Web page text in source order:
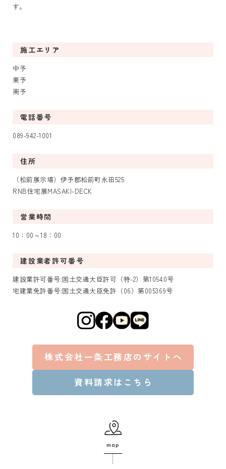
す。
施工エリア
中予
東予
南予
電話番号
089-942-1001
住所
（松前展示場）伊予郡松前町永田525
RNB住宅展MASAKI-DECK
営業時間
10：00～18：00
建設業者許可番号
建設業許可番号:国土交通大臣許可（特-2）第10540号
宅建業免許番号:国土交通大臣免許（06）第005369号
株式会社一条工務店のサイトへ
資料請求はこちら
map